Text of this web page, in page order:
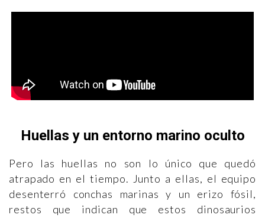
Huellas y un entorno marino oculto
Pero las huellas no son lo único que quedó
atrapado en el tiempo. Junto a ellas, el equipo
desenterró conchas marinas y un erizo fósil,
restos que indican que estos dinosaurios